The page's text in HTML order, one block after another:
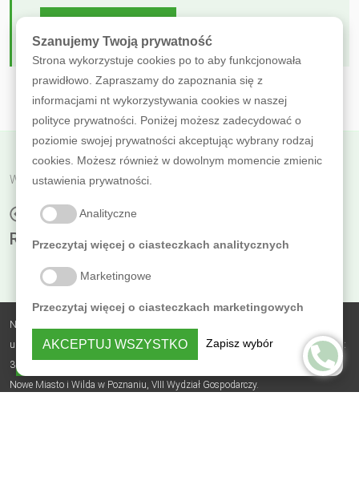
Wróć do poprzedniej
PRODUKTY OSMO ZDOBIĄ POKOJE
RODZINY KRÓLEWSKIEJ
Nobless Polska Zbigniew Sierzputowski Sp. k.,
ul. Skrajna 3B, Sierosław, 62-080 Tarnowo Podgórne, NIP: 7831742179, REGON:
364482735, BDO: 000305723, nr KRS: 0000618619, Sąd Rejonowy Poznań -
Nowe Miasto i Wilda w Poznaniu, VIII Wydział Gospodarczy.
PRYWATNOŚĆ
Szanujemy Twoją prywatność
Strona wykorzystuje cookies po to aby funkcjonowała
prawidłowo. Zapraszamy do zapoznania się z
informacjami nt wykorzystywania cookies w naszej
polityce prywatności. Poniżej możesz zadecydować o
poziomie swojej prywatności akceptując wybrany rodzaj
cookies. Możesz również w dowolnym momencie zmienic
ustawienia prywatności.
Analityczne
Przeczytaj więcej o ciasteczkach analitycznych
Marketingowe
Przeczytaj więcej o ciasteczkach marketingowych
AKCEPTUJ WSZYSTKO Zapisz wybór